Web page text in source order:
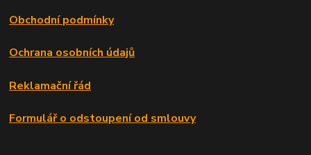
Obchodní podmínky
Ochrana osobních údajů
Reklamační řád
Formulář o odstoupení od smlouvy